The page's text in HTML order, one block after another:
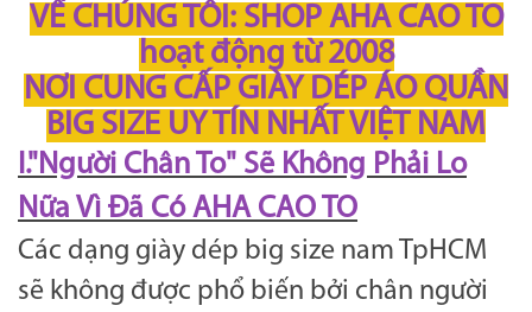
VỀ CHÚNG TÔI: SHOP AHA CAO TO
hoạt động từ 2008
NƠI CUNG CẤP GIÀY DÉP ÁO QUẦN
BIG SIZE UY TÍN NHẤT VIỆT NAM
I."Người Chân To" Sẽ Không Phải Lo
Nữa Vì Đã Có AHA CAO TO
Các dạng giày dép big size nam TpHCM
sẽ không được phổ biến bởi chân người